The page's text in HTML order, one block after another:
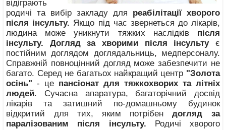
відіграють
родичі та вибір закладу для реабілітації хворого
після інсульту. Якщо під час звернеться до лікарів,
людина може уникнути тяжких наслідків після
інсульту.
Догляд за хворими після інсультує
постійним доглядом доглядальниць, медперсоналу.
Справжній повноцінний догляд може забезпечити не
багато. Серед не багатьох найкращий центр "Золота
осінь" - це пансіонат для тяжкохворих та літніх
людей. Сучасна апаратура, багаторічний досвід
лікарів та затишний по-домашньому будинок
відкритий для тих, яким потрібен догляд за
паралізованим після інсульту. Родичі хворого